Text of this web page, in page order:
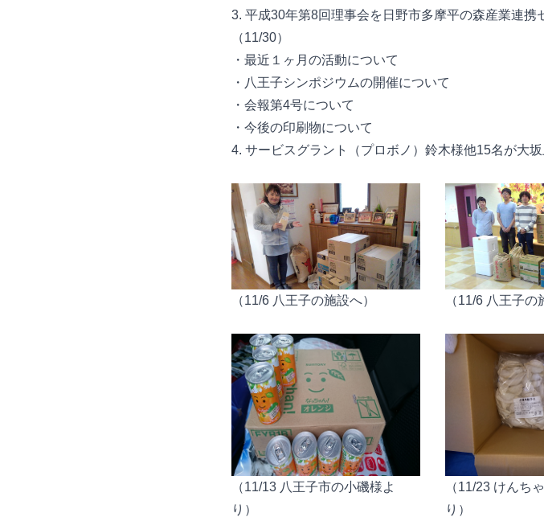
3. 平成30年第8回理事会を日野市多摩平の森産業連携
（11/30）
・最近１ヶ月の活動について
・八王子シンポジウムの開催について
・会報第4号について
・今後の印刷物について
4. サービスグラント（プロボノ）鈴木様他15名が大
（11/6 八王子の施設へ） （11/6 八王子の
（11/13 八王子市の小磯様よ
り）
（11/23 けんち
り）